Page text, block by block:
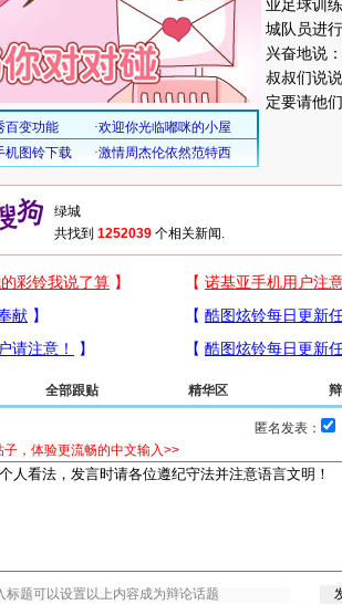
业足球训
城队员进
兴奋地说
叔叔们说
定要请他
共找到 1252039 个相关新闻.
全部跟贴 精华区
匿名发表：
，体验更流畅的中文输入>>